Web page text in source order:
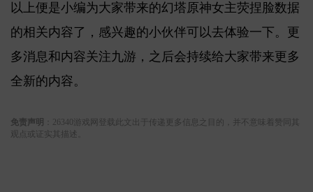
以上便是小编为大家带来的幻塔原神女主荧捏脸数据
的相关内容了，感兴趣的小伙伴可以去体验一下。更
多消息和内容关注九游，之后会持续给大家带来更多
全新的内容。
免责声明
：26340游戏网登载此文出于传递更多信息之目的，并不意味着赞同其
观点或证实其描述。